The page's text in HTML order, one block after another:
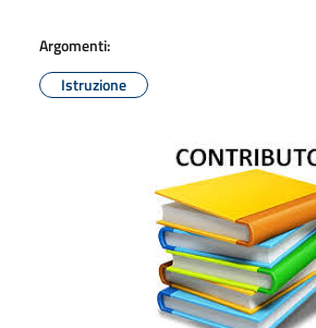
Argomenti:
Istruzione